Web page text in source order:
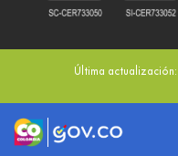
Última actualización:
Logo marca Colombia
Logo